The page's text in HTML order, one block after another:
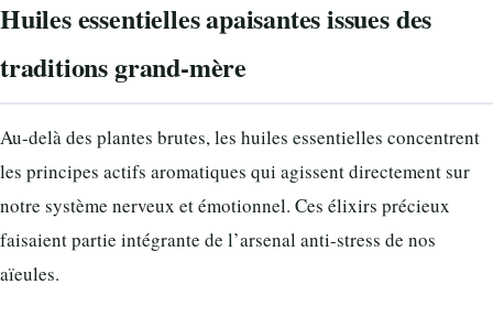
Huiles essentielles apaisantes issues des
traditions grand-mère
Au-delà des plantes brutes, les huiles essentielles concentrent
les principes actifs aromatiques qui agissent directement sur
notre système nerveux et émotionnel. Ces élixirs précieux
faisaient partie intégrante de l’arsenal anti-stress de nos
aïeules.